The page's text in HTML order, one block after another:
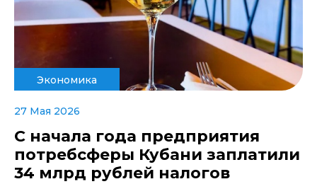
Экономика
27 Мая 2026
С начала года предприятия
потребсферы Кубани заплатили
34 млрд рублей налогов